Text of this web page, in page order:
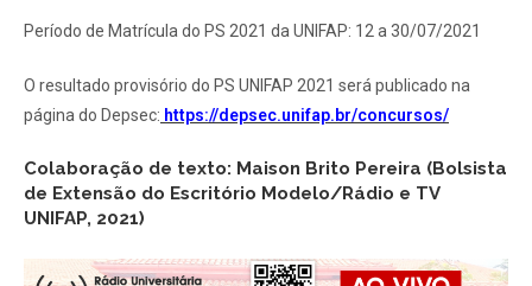
Período de Matrícula do PS 2021 da UNIFAP: 12 a 30/07/2021
O resultado provisório do PS UNIFAP 2021 será publicado na
página do Depsec: https://depsec.unifap.br/concursos/
Colaboração de texto: Maison Brito Pereira (Bolsista
de Extensão do Escritório Modelo/Rádio e TV
UNIFAP, 2021)